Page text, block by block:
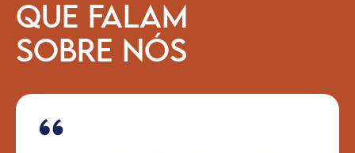
QUE FALAM
SOBRE NÓS